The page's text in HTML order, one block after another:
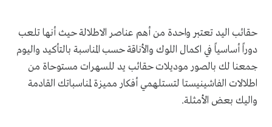
حقائب اليد تعتبر واحدة من أهم عناصر الاطلالة حيث أنها تلعب
دوراً أساسياً في اكمال اللوك والأناقة حسب المناسبة بالتأكيد واليوم
جمعنا لك بالصور موديلات حقائب يد للسهرات مستوحاة من
اطلالات الفاشينيستا لتستلهمي أفكار مميزة لمناسباتك القادمة
واليك بعض الأمثلة.